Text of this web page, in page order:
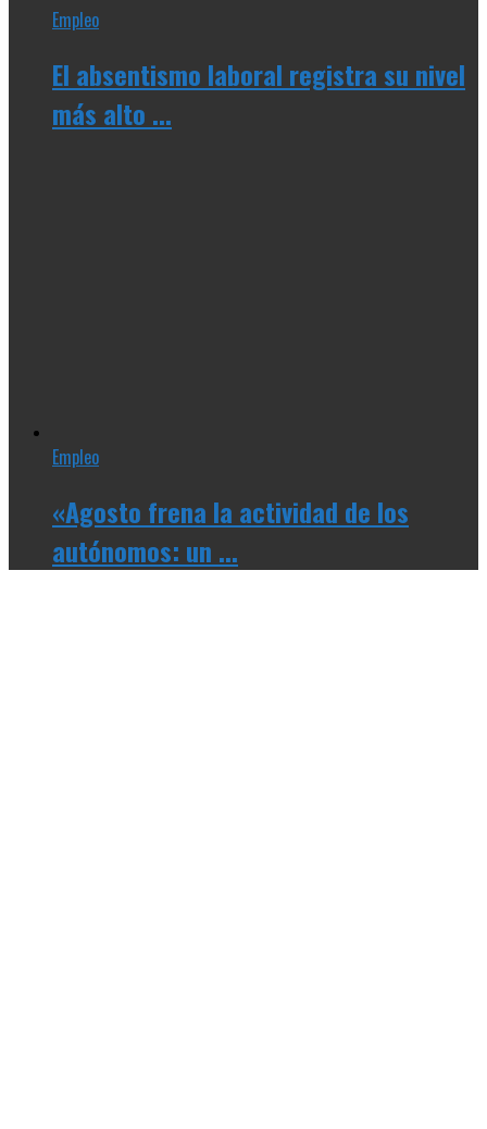
Empleo
El absentismo laboral registra su nivel
más alto ...
Empleo
«Agosto frena la actividad de los
autónomos: un ...